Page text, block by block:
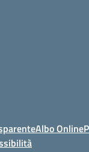
Albo Online